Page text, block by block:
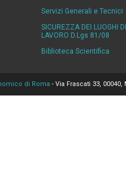
Servizi Generali e Tecnici
SICUREZZA DEI LUOGHI DI
LAVORO D.Lgs 81/08
Biblioteca Scientifica
di Roma - Via Frascati 33,